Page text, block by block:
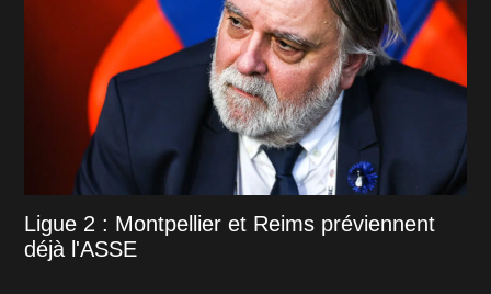
Ligue 2 : Montpellier et Reims préviennent
déjà l'ASSE